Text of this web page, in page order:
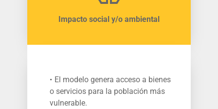
Impacto social y/o ambiental
El modelo genera acceso a bienes
o servicios para la población más
vulnerable.